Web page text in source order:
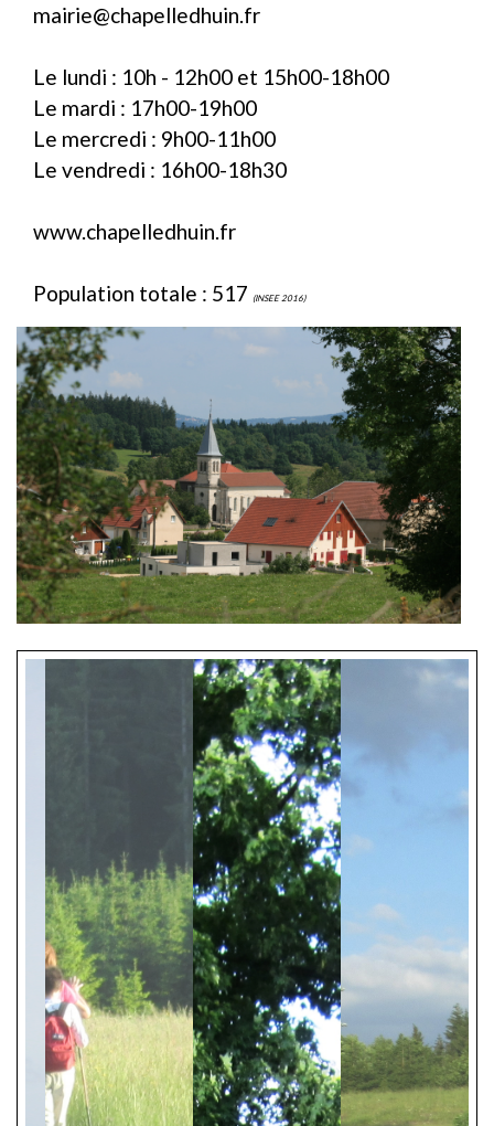
mairie@chapelledhuin.fr
Le lundi : 10h - 12h00 et 15h00-18h00
Le mardi : 17h00-19h00
Le mercredi : 9h00-11h00
Le vendredi : 16h00-18h30
www.chapelledhuin.fr
Population totale : 517 (INSEE 2016)